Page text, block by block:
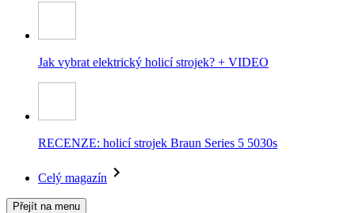
Jak vybrat elektrický holicí strojek? + VIDEO
RECENZE: holicí strojek Braun Series 5 5030s
Celý magazín
Přejít na menu